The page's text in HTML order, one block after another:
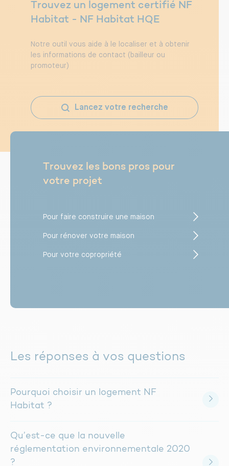
Trouvez un logement certifié NF
Habitat - NF Habitat HQE
Notre outil vous aide à le localiser et à obtenir
les informations de contact (bailleur ou
promoteur)
Lancez votre recherche
Trouvez les bons pros pour
votre projet
Pour faire construire une maison
Pour rénover votre maison
Pour votre copropriété
Les réponses à vos questions
Pourquoi choisir un logement NF
Habitat ?
Qu’est-ce que la nouvelle
réglementation environnementale 2020
?